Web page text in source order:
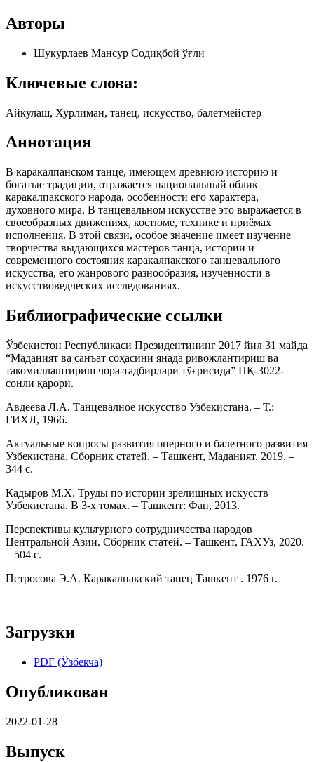
Авторы
Шукурлаев Мансур Содиқбой ўғли
Ключевые слова:
Айкулаш, Хурлиман, танец, искусство, балетмейстер
Аннотация
В каракалпанском танце, имеющем древнюю историю и
богатые традиции, отражается национальный облик
каракалпакского народа, особенности его характера,
духовного мира. В танцевальном искусстве это выражается в
своеобразных движениях, костюме, технике и приёмах
исполнения. В этой связи, особое значение имеет изучение
творчества выдающихся мастеров танца, истории и
современного состояния каракалпакского танцевального
искусства, его жанрового разнообразия, изученности в
искусствоведческих исследованиях.
Библиографические ссылки
Ўзбекистон Республикаси Президентининг 2017 йил 31 майда
“Маданият ва санъат соҳасини янада ривожлантириш ва
такомиллаштириш чора-тадбирлари тўғрисида” ПҚ-3022-
сонли қарори.
Авдеева Л.А. Танцевалное искусство Узбекистана. – Т.:
ГИХЛ, 1966.
Актуальные вопросы развития оперного и балетного развития
Узбекистана. Сборник статей. – Ташкент, Маданият. 2019. –
344 с.
Кадыров М.Х. Труды по истории зрелищных искусств
Узбекистана. В 3-х томах. – Ташкент: Фан, 2013.
Перспективы культурного сотрудничества народов
Центральной Азии. Сборник статей. – Ташкент, ГАХУз, 2020.
– 504 с.
Петросова Э.А. Каракалпакский танец Ташкент . 1976 г.
Загрузки
PDF (Ўзбекча)
Опубликован
2022-01-28
Выпуск